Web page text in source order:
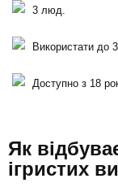
3 люд.
Використати до
Доступно з 18
Як
ігристих